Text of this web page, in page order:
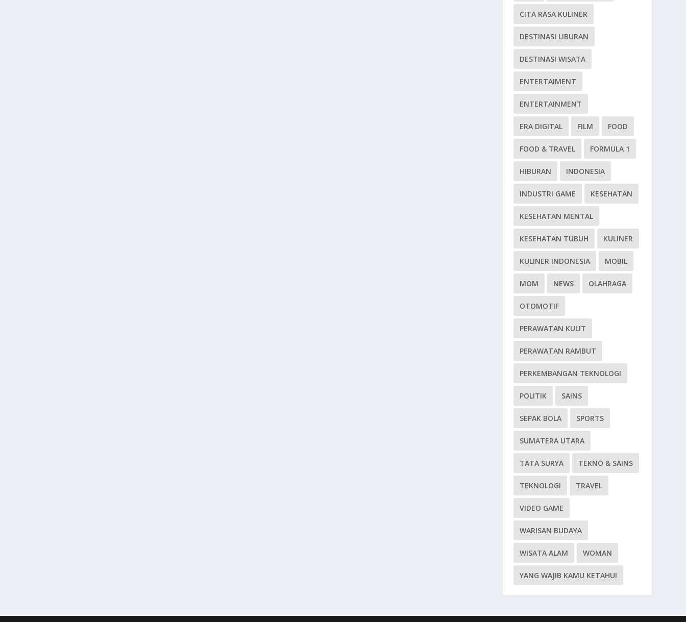
CITA RASA KULINER
DESTINASI LIBURAN
DESTINASI WISATA
ENTERTAIMENT
ENTERTAINMENT
ERA DIGITAL FILM FOOD
FOOD & TRAVEL FORMULA 1
HIBURAN INDONESIA
INDUSTRI GAME KESEHATAN
KESEHATAN MENTAL
KESEHATAN TUBUH KULINER
KULINER INDONESIA MOBIL
MOM NEWS OLAHRAGA
OTOMOTIF
PERAWATAN KULIT
PERAWATAN RAMBUT
PERKEMBANGAN TEKNOLOGI
POLITIK SAINS
SEPAK BOLA SPORTS
SUMATERA UTARA
TATA SURYA TEKNO & SAINS
TEKNOLOGI TRAVEL
VIDEO GAME
WARISAN BUDAYA
WISATA ALAM WOMAN
YANG WAJIB KAMU KETAHUI